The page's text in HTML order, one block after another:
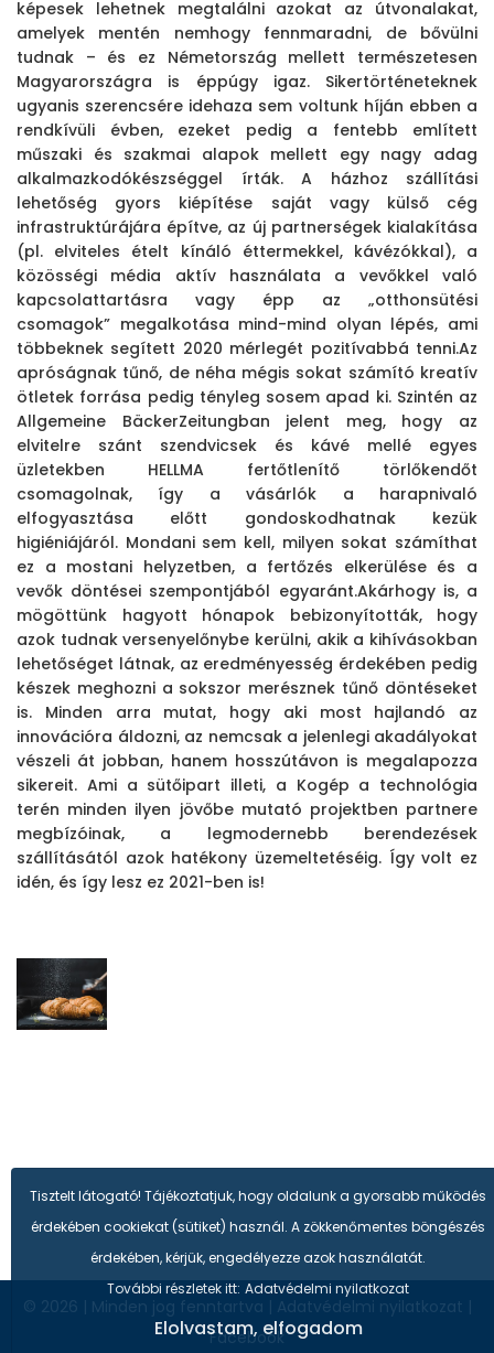
Tisztelt látogató! Tájékoztatjuk, hogy oldalunk a gyorsabb működés
érdekében cookiekat (sütiket) használ. A zökkenőmentes böngészés
érdekében, kérjük, engedélyezze azok használatát.
További részletek itt: Adatvédelmi nyilatkozat
Elolvastam, elfogadom
képesek lehetnek megtalálni azokat az útvonalakat,
amelyek mentén nemhogy fennmaradni, de bővülni
tudnak – és ez Németország mellett természetesen
Magyarországra is éppúgy igaz. Sikertörténeteknek
ugyanis szerencsére idehaza sem voltunk híján ebben a
rendkívüli évben, ezeket pedig a fentebb említett
műszaki és szakmai alapok mellett egy nagy adag
alkalmazkodókészséggel írták. A házhoz szállítási
lehetőség gyors kiépítése saját vagy külső cég
infrastruktúrájára építve, az új partnerségek kialakítása
(pl. elviteles ételt kínáló éttermekkel, kávézókkal), a
közösségi média aktív használata a vevőkkel való
kapcsolattartásra vagy épp az „otthonsütési
csomagok” megalkotása mind-mind olyan lépés, ami
többeknek segített 2020 mérlegét pozitívabbá tenni.Az
apróságnak tűnő, de néha mégis sokat számító kreatív
ötletek forrása pedig tényleg sosem apad ki. Szintén az
Allgemeine BäckerZeitungban jelent meg, hogy az
elvitelre szánt szendvicsek és kávé mellé egyes
üzletekben HELLMA fertőtlenítő törlőkendőt
csomagolnak, így a vásárlók a harapnivaló
elfogyasztása előtt gondoskodhatnak kezük
higiéniájáról. Mondani sem kell, milyen sokat számíthat
ez a mostani helyzetben, a fertőzés elkerülése és a
vevők döntései szempontjából egyaránt.Akárhogy is, a
mögöttünk hagyott hónapok bebizonyították, hogy
azok tudnak versenyelőnybe kerülni, akik a kihívásokban
lehetőséget látnak, az eredményesség érdekében pedig
készek meghozni a sokszor merésznek tűnő döntéseket
is. Minden arra mutat, hogy aki most hajlandó az
innovációra áldozni, az nemcsak a jelenlegi akadályokat
vészeli át jobban, hanem hosszútávon is megalapozza
sikereit. Ami a sütőipart illeti, a Kogép a technológia
terén minden ilyen jövőbe mutató projektben partnere
megbízóinak, a legmodernebb berendezések
szállításától azok hatékony üzemeltetéséig. Így volt ez
idén, és így lesz ez 2021-ben is!
© 2026 | Minden jog fenntartva | Adatvédelmi nyilatkozat |
Facebook